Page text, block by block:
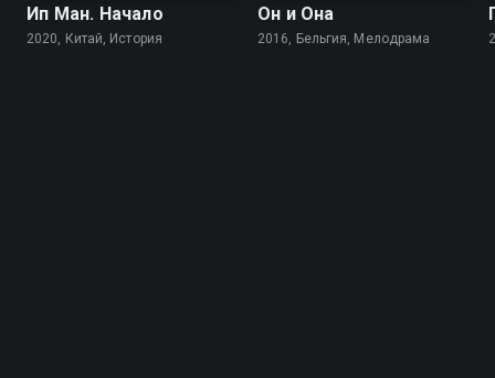
Ип Ман. Начало
2020, Китай, История
Он и Она
2016, Бельгия, Мелодрама